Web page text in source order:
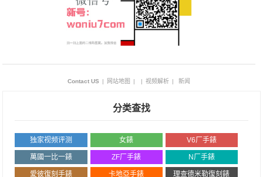
Contact US | 网站地图 | | 视频解析 | 新闻
分类查找
独家视频评测 女錶 V6厂手錶
萬國一比一錶 ZF厂手錶 N厂手錶
愛彼復刻手錶 卡地亞手錶 理查德米勒復刻錶